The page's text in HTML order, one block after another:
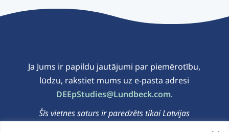
Ja Jums ir papildu jautājumi par piemērotību,
lūdzu, rakstiet mums uz e-pasta adresi
DEEpStudies@Lundbeck.com.
Šīs vietnes saturs ir paredzēts tikai Latvijas